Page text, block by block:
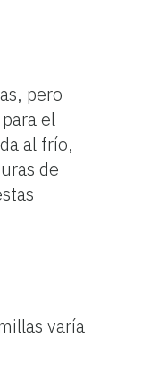
pero
el
al frío,
de
varía